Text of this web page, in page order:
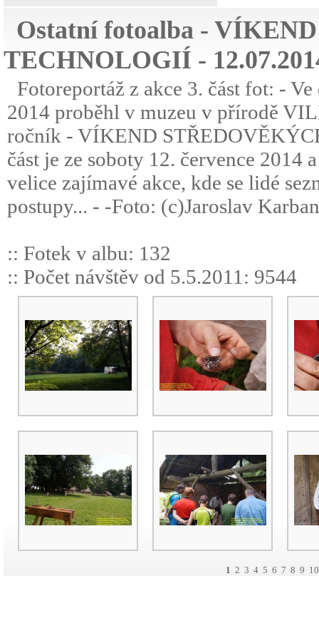
Ostatní fotoalba -
TECHNOLOGIÍ -
Fotoreportáž z akce 3. část fot: -
2014 proběhl v muzeu v přírodě
ročník - VÍKEND
část je ze soboty 12. července 2014
velice zajímavé akce, kde se lidé
postupy... - -Foto: (c)Jaroslav
:: Fotek v albu: 132
:: Počet návštěv od 5.5.2011: 9544
1 2 3 4 5 6 7 8 9 10